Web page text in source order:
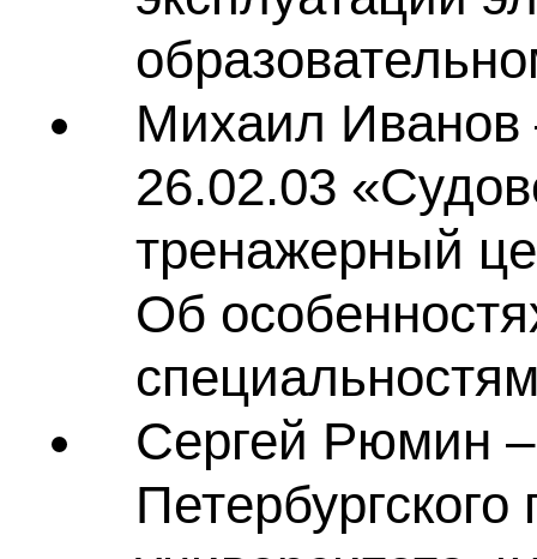
Михаил
26.02.03
тренажерный
Об
Сергей Рюмин
Петербургского